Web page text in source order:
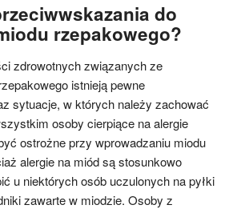
do
rzepakowego?
zdrowotnych związanych ze
istnieją pewne
sytuacje, w których należy zachować
osoby cierpiące na alergie
ostrożne przy wprowadzaniu miodu
alergie na miód są stosunkowo
u niektórych osób uczulonych na pyłki
zawarte w miodzie. Osoby z